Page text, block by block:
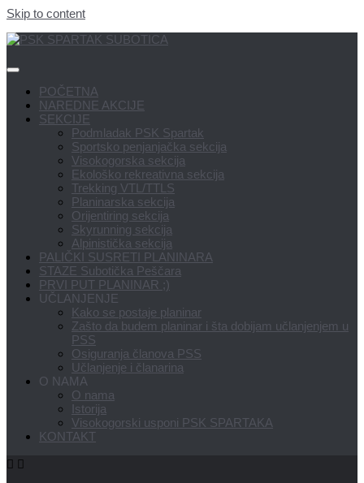
Skip to content
POČETNA
NAREDNE AKCIJE
SEKCIJE
Podmladak PSK Spartak
Sportsko penjanjačka sekcija
Visokogorska sekcija
Ekološko rekreativna sekcija
Trekking VTL/TTLS
Planinarska sekcija
Orijentiring sekcija
Skyrunning sekcija
Alpinistička sekcija
PALIČKI SUSRETI PLANINARA
STAZE Subotička Peščara
PRVI PUT PLANINAR ;)
UČLANJENJE
Kako se postaje planinar
Zašto da budem planinar i šta dobijam učlanjenjem u
PSS
Osiguranja članova PSS
Učlanjenje i članarina
O NAMA
O nama
Istorija
Visokogorski usponi PSK SPARTAKA
KONTAKT